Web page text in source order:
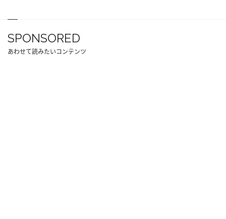
SPONSORED
あわせて読みたいコンテンツ